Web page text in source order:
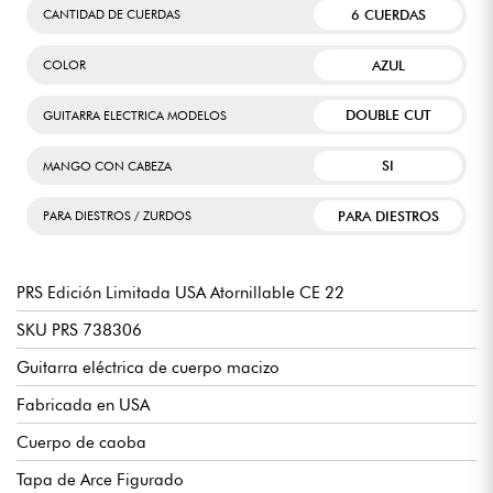
CANTIDAD DE CUERDAS 6 CUERDAS
COLOR AZUL
GUITARRA ELECTRICA MODELOS DOUBLE CUT
MANGO CON CABEZA SI
PARA DIESTROS / ZURDOS PARA DIESTROS
PRS Edición Limitada USA Atornillable CE 22
SKU PRS 738306
Guitarra eléctrica de cuerpo macizo
Fabricada en USA
Cuerpo de caoba
Tapa de Arce Figurado